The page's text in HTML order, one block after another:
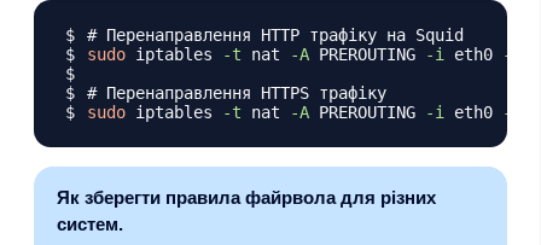
# Перенаправлення HTTP трафіку на Squid
sudo iptables -t nat -A PREROUTING -i eth0 -p
# Перенаправлення HTTPS трафіку
sudo iptables -t nat -A PREROUTING -i eth0 -p
Копіювати
Як зберегти правила файрвола для різних
систем.